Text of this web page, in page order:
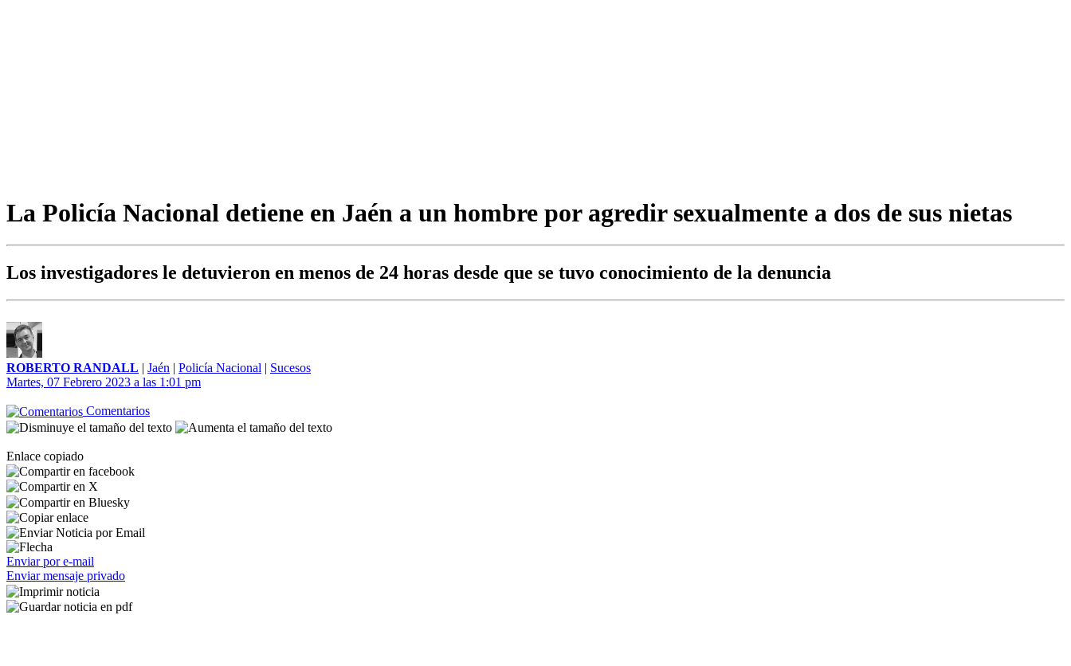
La Policía Nacional detiene en Jaén a un hombre por agredir sexualmente a dos de sus nietas
Los investigadores le detuvieron en menos de 24 horas desde que se tuvo conocimiento de la denuncia
ROBERTO RANDALL | Jaén | Policía Nacional | Sucesos
Martes, 07 Febrero 2023 a las 1:01 pm
Comentarios
Enlace copiado
Enviar por e-mail
Enviar mensaje privado